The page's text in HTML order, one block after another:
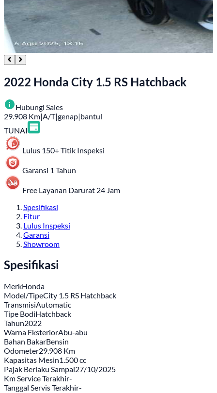
2022 Honda City 1.5 RS Hatchback
Hubungi Sales
29.908 Km|A/T|genap|bantul
TUNAI
Lulus 150+ Titik Inspeksi
Garansi 1 Tahun
Free Layanan Darurat 24 Jam
Spesifikasi
Fitur
Lulus Inspeksi
Garansi
Showroom
Spesifikasi
MerkHonda
Model/TipeCity 1.5 RS Hatchback
TransmisiAutomatic
Tipe BodiHatchback
Tahun2022
Warna EksteriorAbu-abu
Bahan BakarBensin
Odometer29.908 Km
Kapasitas Mesin1.500 cc
Pajak Berlaku Sampai27/10/2025
Km Service Terakhir-
Tanggal Servis Terakhir-